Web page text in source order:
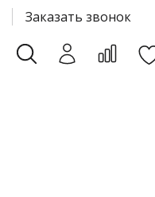
Заказать звонок